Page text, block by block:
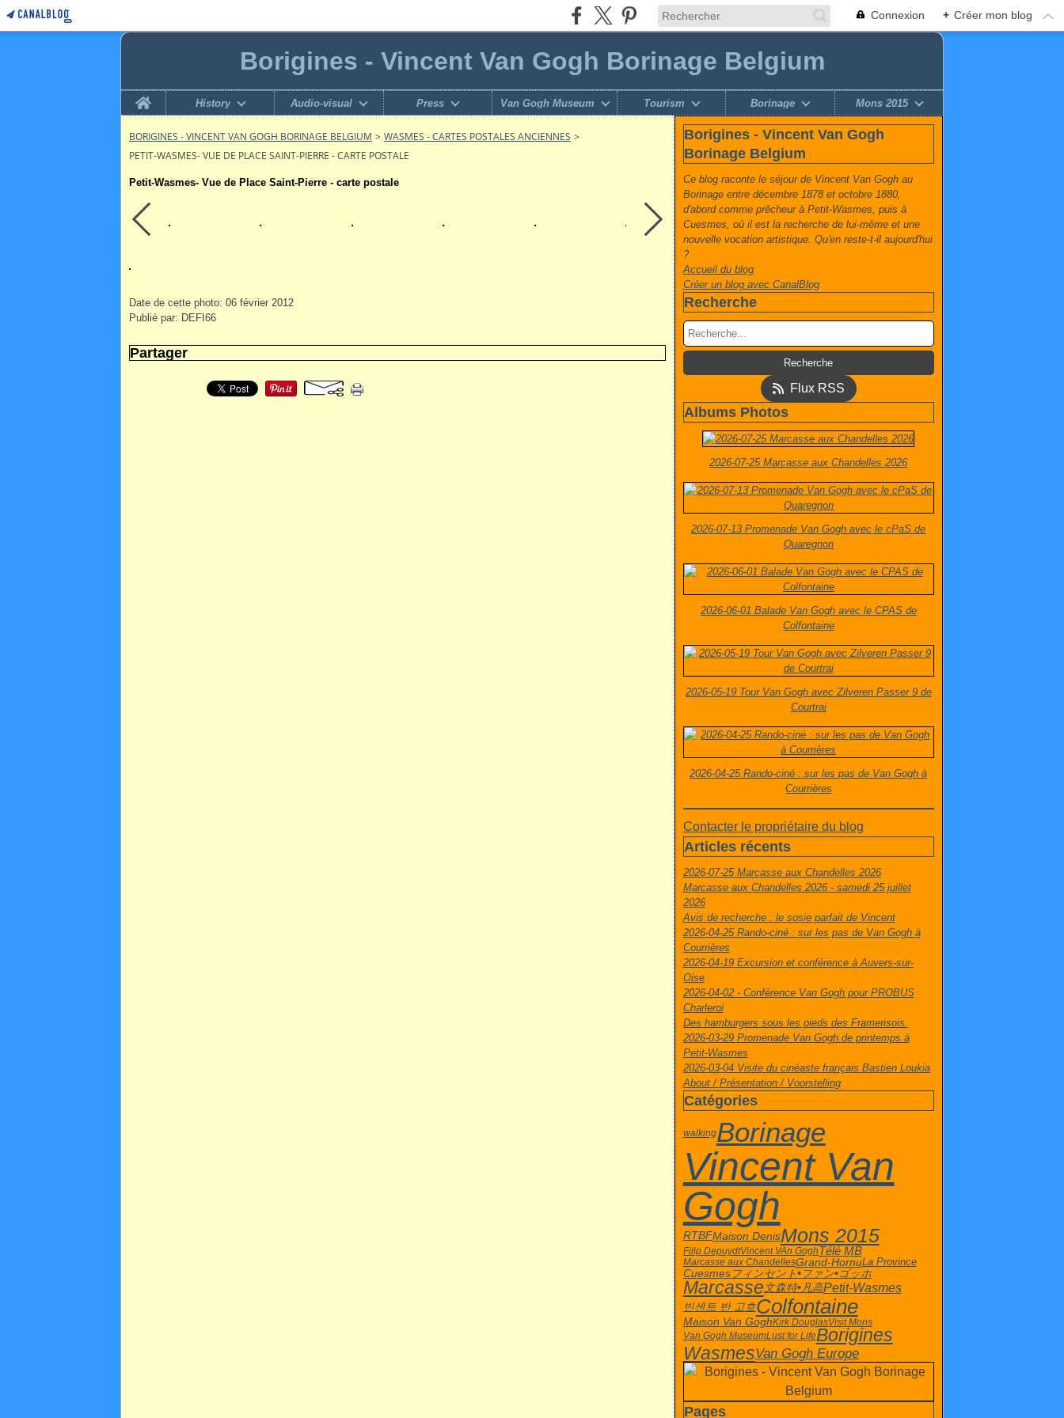
Connexion + Créer mon blog
Borigines - Vincent Van Gogh Borinage Belgium
Home
History Audio-visual Press Van Gogh Museum Tourism Borinage Mons 2015
BORIGINES - VINCENT VAN GOGH BORINAGE BELGIUM > WASMES - CARTES POSTALES ANCIENNES >
PETIT-WASMES- VUE DE PLACE SAINT-PIERRE - CARTE POSTALE
Petit-Wasmes- Vue de Place Saint-Pierre - carte postale
Date de cette photo: 06 février 2012
Publié par: DEFI66
Partager
Borigines - Vincent Van Gogh
Borinage Belgium
Ce blog raconte le séjour de Vincent Van Gogh au
Borinage entre décembre 1878 et octobre 1880,
d'abord comme prêcheur à Petit-Wasmes, puis à
Cuesmes, où il est la recherche de lui-même et une
nouvelle vocation artistique. Qu'en reste-t-il aujourd'hui
?
Accueil du blog
Créer un blog avec CanalBlog
Recherche
Flux RSS
Albums Photos
2026-07-25 Marcasse aux Chandelles 2026
2026-07-13 Promenade Van Gogh avec le cPaS de
Quaregnon
2026-06-01 Balade Van Gogh avec le CPAS de
Colfontaine
2026-05-19 Tour Van Gogh avec Zilveren Passer 9 de
Courtrai
2026-04-25 Rando-ciné : sur les pas de Van Gogh à
Courrières
Contacter le propriétaire du blog
Articles récents
2026-07-25 Marcasse aux Chandelles 2026
Marcasse aux Chandelles 2026 - samedi 25 juillet
2026
Avis de recherche : le sosie parfait de Vincent
2026-04-25 Rando-ciné : sur les pas de Van Gogh à
Courrières
2026-04-19 Excursion et conférence à Auvers-sur-
Oise
2026-04-02 - Conférence Van Gogh pour PROBUS
Charleroi
Des hamburgers sous les pieds des Framerisois.
2026-03-29 Promenade Van Gogh de printemps à
Petit-Wasmes
2026-03-04 Visite du cinéaste français Bastien Loukia
About / Présentation / Voorstelling
Catégories
walkingBorinage
Vincent Van
Gogh
RTBFMaison DenisMons 2015
Filip DepuydtVincent VAn GoghTélé MB
Marcasse aux ChandellesGrand-HornuLa Province
Cuesmesフィンセント•ファン•ゴッホ
Marcasse文森特•凡高Petit-Wasmes
빈센트 반 고흐Colfontaine
Maison Van GoghKirk DouglasVisit Mons
Van Gogh MuseumLust for LifeBorigines
WasmesVan Gogh Europe
Pages